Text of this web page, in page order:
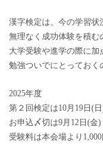
漢字検定は、今の学習状
無理なく成功体験を積む
大学受験や進学の際に加
勉強ついでにとっておく
2025年度
第２回検定は10月19日(
お申込〆切は9月12日(金)
受験料は本会場より